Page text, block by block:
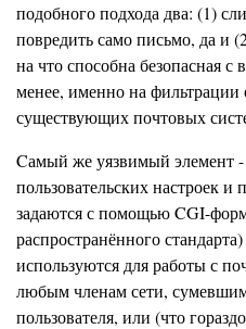
подобного подхода два: (1)
повредить само письмо, да и
на что способна безопасная
менее, именно на
существующих почтовых
Cамый же уязвимый элемент -
пользовательских настроек
задаются с помощью CGI-
распространённого
используются для работы с
любым членам сети,
пользователя, или (что